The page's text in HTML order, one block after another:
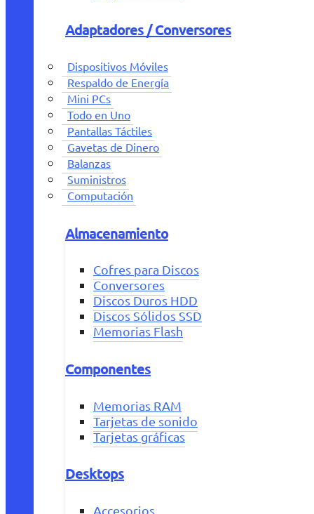
Adaptadores / Conversores
Dispositivos Móviles
Respaldo de Energía
Mini PCs
Todo en Uno
Pantallas Táctiles
Gavetas de Dinero
Balanzas
Suministros
Computación
Almacenamiento
Cofres para Discos
Conversores
Discos Duros HDD
Discos Sólidos SSD
Memorias Flash
Componentes
Memorias RAM
Tarjetas de sonido
Tarjetas gráficas
Desktops
Accesorios